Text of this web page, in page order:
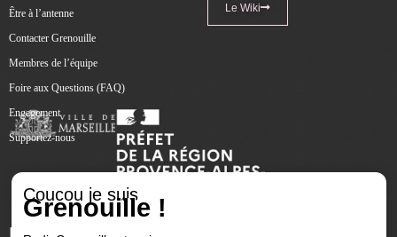
Être à l’antenne
Contacter Grenouille
Membres de l’équipe
Foire aux Questions (FAQ)
Engagement
Supportez-nous
Le Wiki
Coucou je suis
Grenouille !